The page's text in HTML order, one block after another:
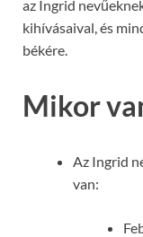
az Ingrid
kihívásaival, és
békére.
Mikor
Az Ingrid
van: